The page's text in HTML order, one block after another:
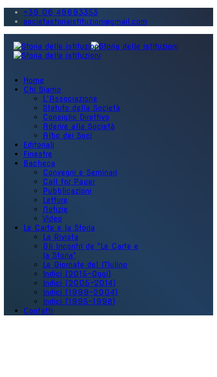
+39 06 49693353
societastoriaistituzioni@gmail.com
Home
Chi Siamo
L'Associazione
Statuto della Società
Consiglio Direttivo
Aderire alla Società
Albo dei Soci
Editoriali
Finestre
Bacheca
Convegni e Seminari
Call for Paper
Pubblicazioni
Letture
Notizie
Video
Le Carte e la Storia
La Rivista
Gli Incontri de "Le Carte e
la Storia"
Le Giornate del Mulino
Indici (2015-Oggi)
Indici (2005-2014)
Indici (1999-2004)
Indici (1995-1998)
Contatti